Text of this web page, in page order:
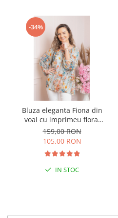
-34%
Bluza eleganta Fiona din
voal cu imprimeu floral
orange
159,00 RON
105,00 RON
IN STOC